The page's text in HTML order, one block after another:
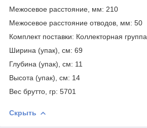
Межосевое расстояние, мм: 210
Межосевое расстояние отводов, мм: 50
Комплект поставки: Коллекторная группа
Ширина (упак), см: 69
Глубина (упак), см: 11
Высота (упак), см: 14
Вес брутто, гр: 5701
Скрыть